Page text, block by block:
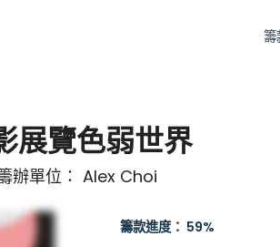
籌
展覽色弱世界
辦單位： Alex Choi
籌款進度： 59%